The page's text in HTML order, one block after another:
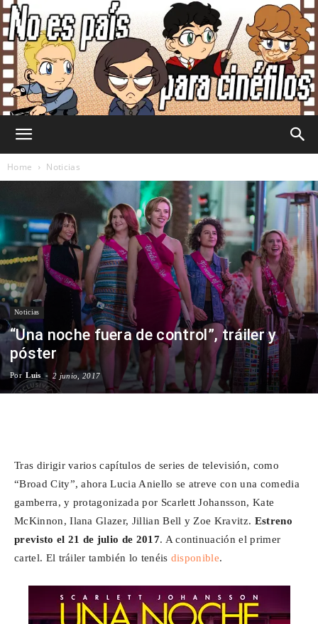
Es
País
Para
Home Noticias
Noticias
“Una noche fuera de control”, tráiler y
póster
Por Luis - 2 junio, 2017
Tras dirigir varios capítulos de series de televisión, como
“Broad City”, ahora Lucia Aniello se atreve con una comedia
gamberra, y protagonizada por Scarlett Johansson, Kate
McKinnon, Ilana Glazer, Jillian Bell y Zoe Kravitz. Estreno
previsto el 21 de julio de 2017. A continuación el primer
cartel. El tráiler también lo tenéis disponible.